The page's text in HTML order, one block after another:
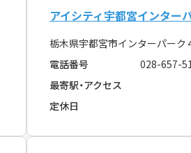
アイシティ宇都宮インター
栃木県宇都宮市インターパー
電話番号
028-657-
最寄駅・アクセス
定休日